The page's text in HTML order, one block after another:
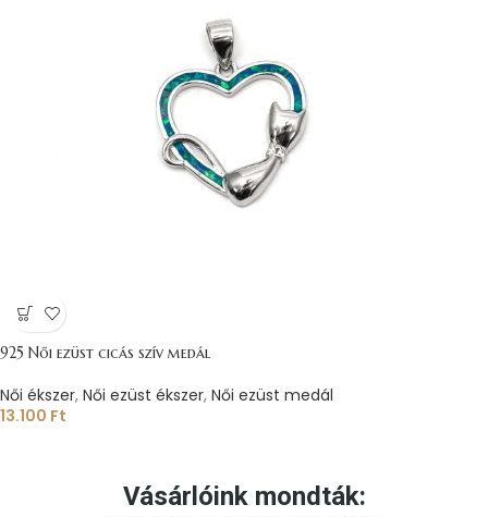
925 Női ezüst cicás szív medál
Női ékszer, Női ezüst ékszer, Női ezüst medál
13.100 Ft